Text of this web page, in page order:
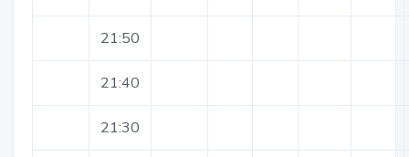
21:50
21:40
21:30